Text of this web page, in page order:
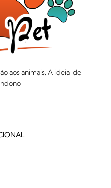
aos animais. A ideia de